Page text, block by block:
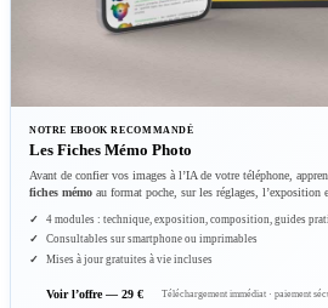
NOTRE EBOOK RECOMMANDÉ
Les Fiches Mémo Photo
Avant de confier vos images à l’IA de votre téléphone,
fiches mémo au format poche, sur les réglages, l’exposition
4 modules : technique, exposition, composition, guides
Consultables sur smartphone ou imprimables
Mises à jour gratuites à vie incluses
Voir l’offre — 29 € Téléchargement immédiat · paiement